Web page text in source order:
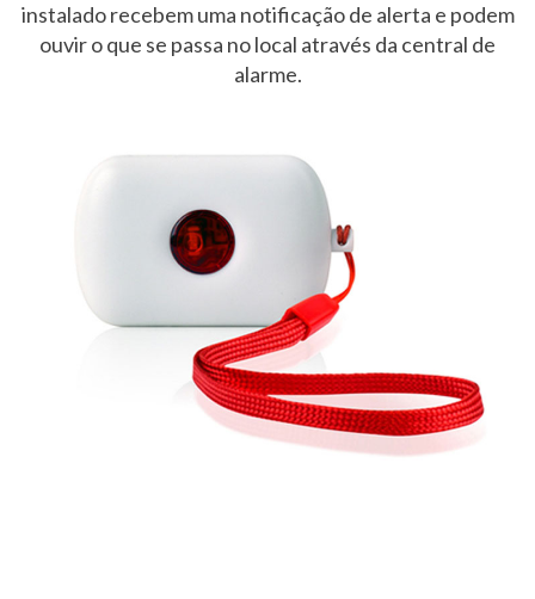
instalado recebem uma notificação de alerta e podem
ouvir o que se passa no local através da central de
alarme.